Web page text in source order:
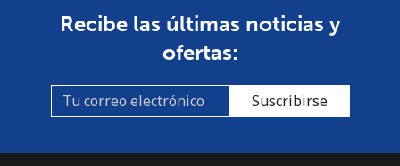
Recibe las últimas noticias y
ofertas:
Suscribirse